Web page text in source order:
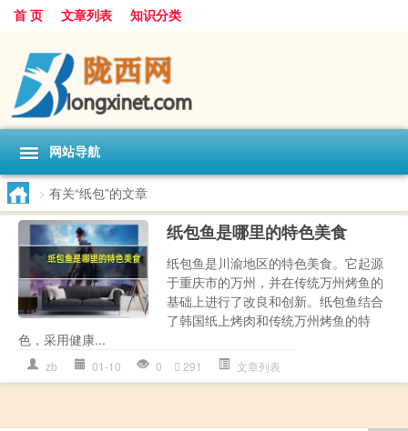
首 页 文章列表 知识分类
网站导航
> 有关“纸包”的文章
纸包鱼是哪里的特色美食
纸包鱼是川渝地区的特色美食。它起源
于重庆市的万州，并在传统万州烤鱼的
基础上进行了改良和创新。纸包鱼结合
了韩国纸上烤肉和传统万州烤鱼的特
色，采用健康...
zb 01-10 0 291 文章列表